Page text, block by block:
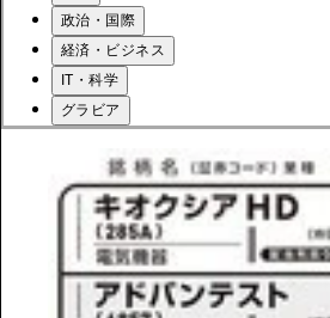
政治・国際
経済・ビジネス
IT・科学
グラビア